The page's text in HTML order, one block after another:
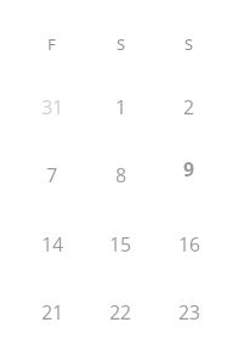
F S S
31 1 2
7 8 9
14 15 16
21 22 23